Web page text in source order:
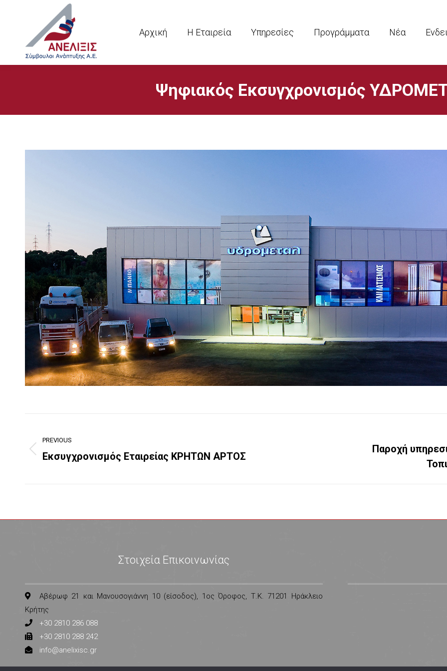
Αρχική Η Εταιρεία Υπηρεσίες Προγράμματα Νέα
Ψηφιακός Εκσυγχρονισμός
navigation
PREVIOUS
Previous
Εκσυγχρονισμός Εταιρείας ΚΡΗΤΩΝ ΑΡΤΟΣ
Παροχή
Στοιχεία Επικοινωνίας
Αβέρωφ 21 και Μανουσογιάννη 10 (είσοδος), 1ος Όροφος, Τ.Κ. 71201 Ηράκλειο
Κρήτης
+30 2810 286 088
+30 2810 288 242
info@anelixisc.gr